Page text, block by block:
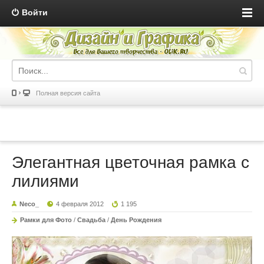
Войти
Полная версия сайта
Элегантная цветочная рамка с
лилиями
Neco_ 4 февраля 2012 1 195
Рамки для Фото / Свадьба / День Рождения